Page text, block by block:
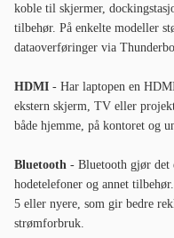
koble til skjermer,
tilbehør. På enkelte modeller
dataoverføringer via
HDMI - Har laptopen en
ekstern skjerm, TV eller
både hjemme, på kontoret og
Bluetooth - Bluetooth gjør det
hodetelefoner og annet
5 eller nyere, som gir bedre
strømforbruk.